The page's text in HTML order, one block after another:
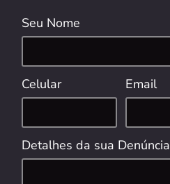
Seu Nome
Celular Email
Detalhes da sua Denúncia